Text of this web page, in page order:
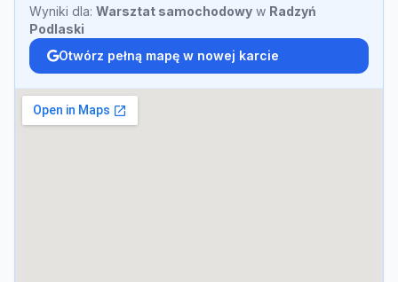
Wyniki dla: Warsztat samochodowy w Radzyń
Podlaski
Otwórz pełną mapę w nowej karcie